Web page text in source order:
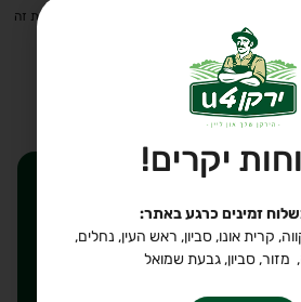
הנחות ישירות
הכתובת אימייל על מנת להירשם
לשלוח רק דברים טובים!
יקרים!
זמינים כרגע באתר:
קרית אונו, סביון, ראש העין, נחלים,
מזור, סביון, גבעת שמואל